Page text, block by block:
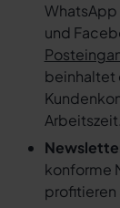
WhatsApp
und
beinhaltet
Arbeitszeit.
konforme
profitieren